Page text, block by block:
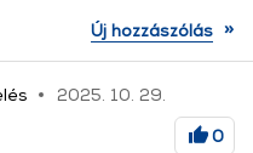
Új hozzászólás »
2025. 10. 29.
0